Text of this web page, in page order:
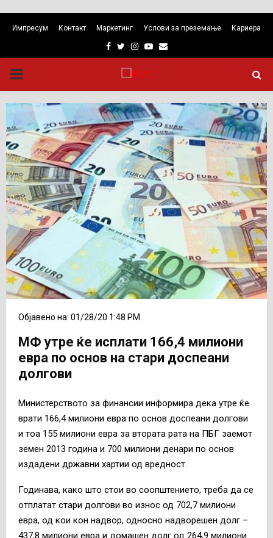
Импресум Контакт Маркетинг Услови за преземање Кариера
Facebook
TwitterInstagram
Youtube
Email
PRIMARY
MENU
Објавено на: 01/28/20 1:48 PM
МФ утре ќе исплати 166,4 милиони
евра по основ на стари доспеани
долгови
Министерството за финансии информира дека утре ќе
врати 166,4 милиони евра по основ доспеани долгови
и тоа 155 милиони евра за втората рата на ПБГ заемот
земен 2013 година и 700 милиони денари по основ
издадени државни хартии од вредност.
Годинава, како што стои во соопштението, треба да се
отплатат стари долгови во износ од 702,7 милиони
евра, од кои кон надвор, односно надворешен долг –
437,8 милиони евра и домашен долг од 264,9 милиони